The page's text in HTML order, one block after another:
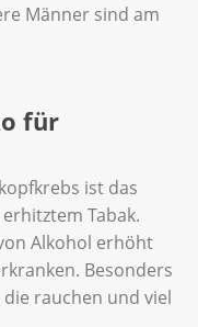
Männer sind am
für
ist das
Tabak.
Alkohol erhöht
Besonders
rauchen und viel